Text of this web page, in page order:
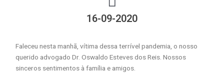
16-09-2020
Faleceu nesta manhã, vítima dessa terrível pandemia, o nosso
querido advogado Dr. Oswaldo Esteves dos Reis. Nossos
sinceros sentimentos à família e amigos.